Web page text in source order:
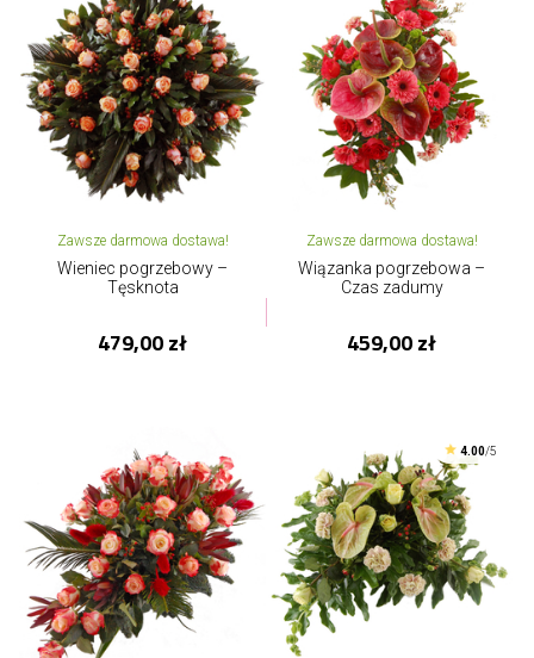
Zawsze darmowa dostawa!
Wieniec pogrzebowy –
Tęsknota
479,00 zł
Zawsze darmowa dostawa!
Wiązanka pogrzebowa –
Czas zadumy
459,00 zł
4.00/5